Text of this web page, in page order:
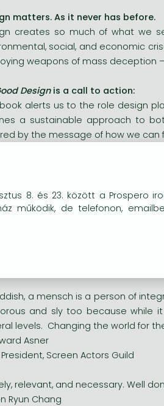
matters. As it never has before.
creates so much of what we
social, and economic
weapons of mass deception
Design is a call to action:
alerts us to the role design
a sustainable approach to
by the message of how we
time when anything has become
Good Design will now proudly be in
a mensch is a person of
and sly too because while
levels. Changing the world for
Asner
Screen Actors Guild
relevant, and necessary. Well
Ryun Chang
8. és 23. között a Prospero
működik, de telefonon,
kat (sütiket) használunk,
részére.